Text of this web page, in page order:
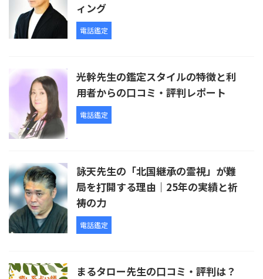
ィング
電話鑑定
光幹先生の鑑定スタイルの特徴と利
用者からの口コミ・評判レポート
電話鑑定
詠天先生の「北国継承の霊視」が難
局を打開する理由｜25年の実績と祈
祷の力
電話鑑定
まるタロー先生の口コミ・評判は？